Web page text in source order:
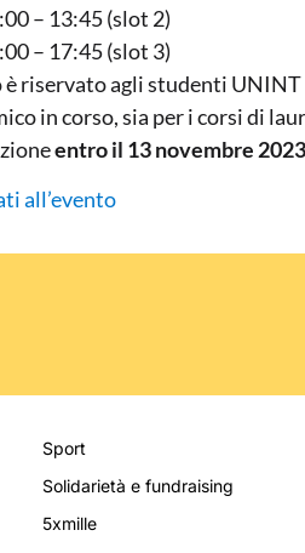
– 13:45 (slot 2)
– 17:45 (slot 3)
è riservato agli studenti
in corso, sia per i corsi di
entro il 13 novembre 2023
all’evento
Sport
Solidarietà e fundraising
5xmille